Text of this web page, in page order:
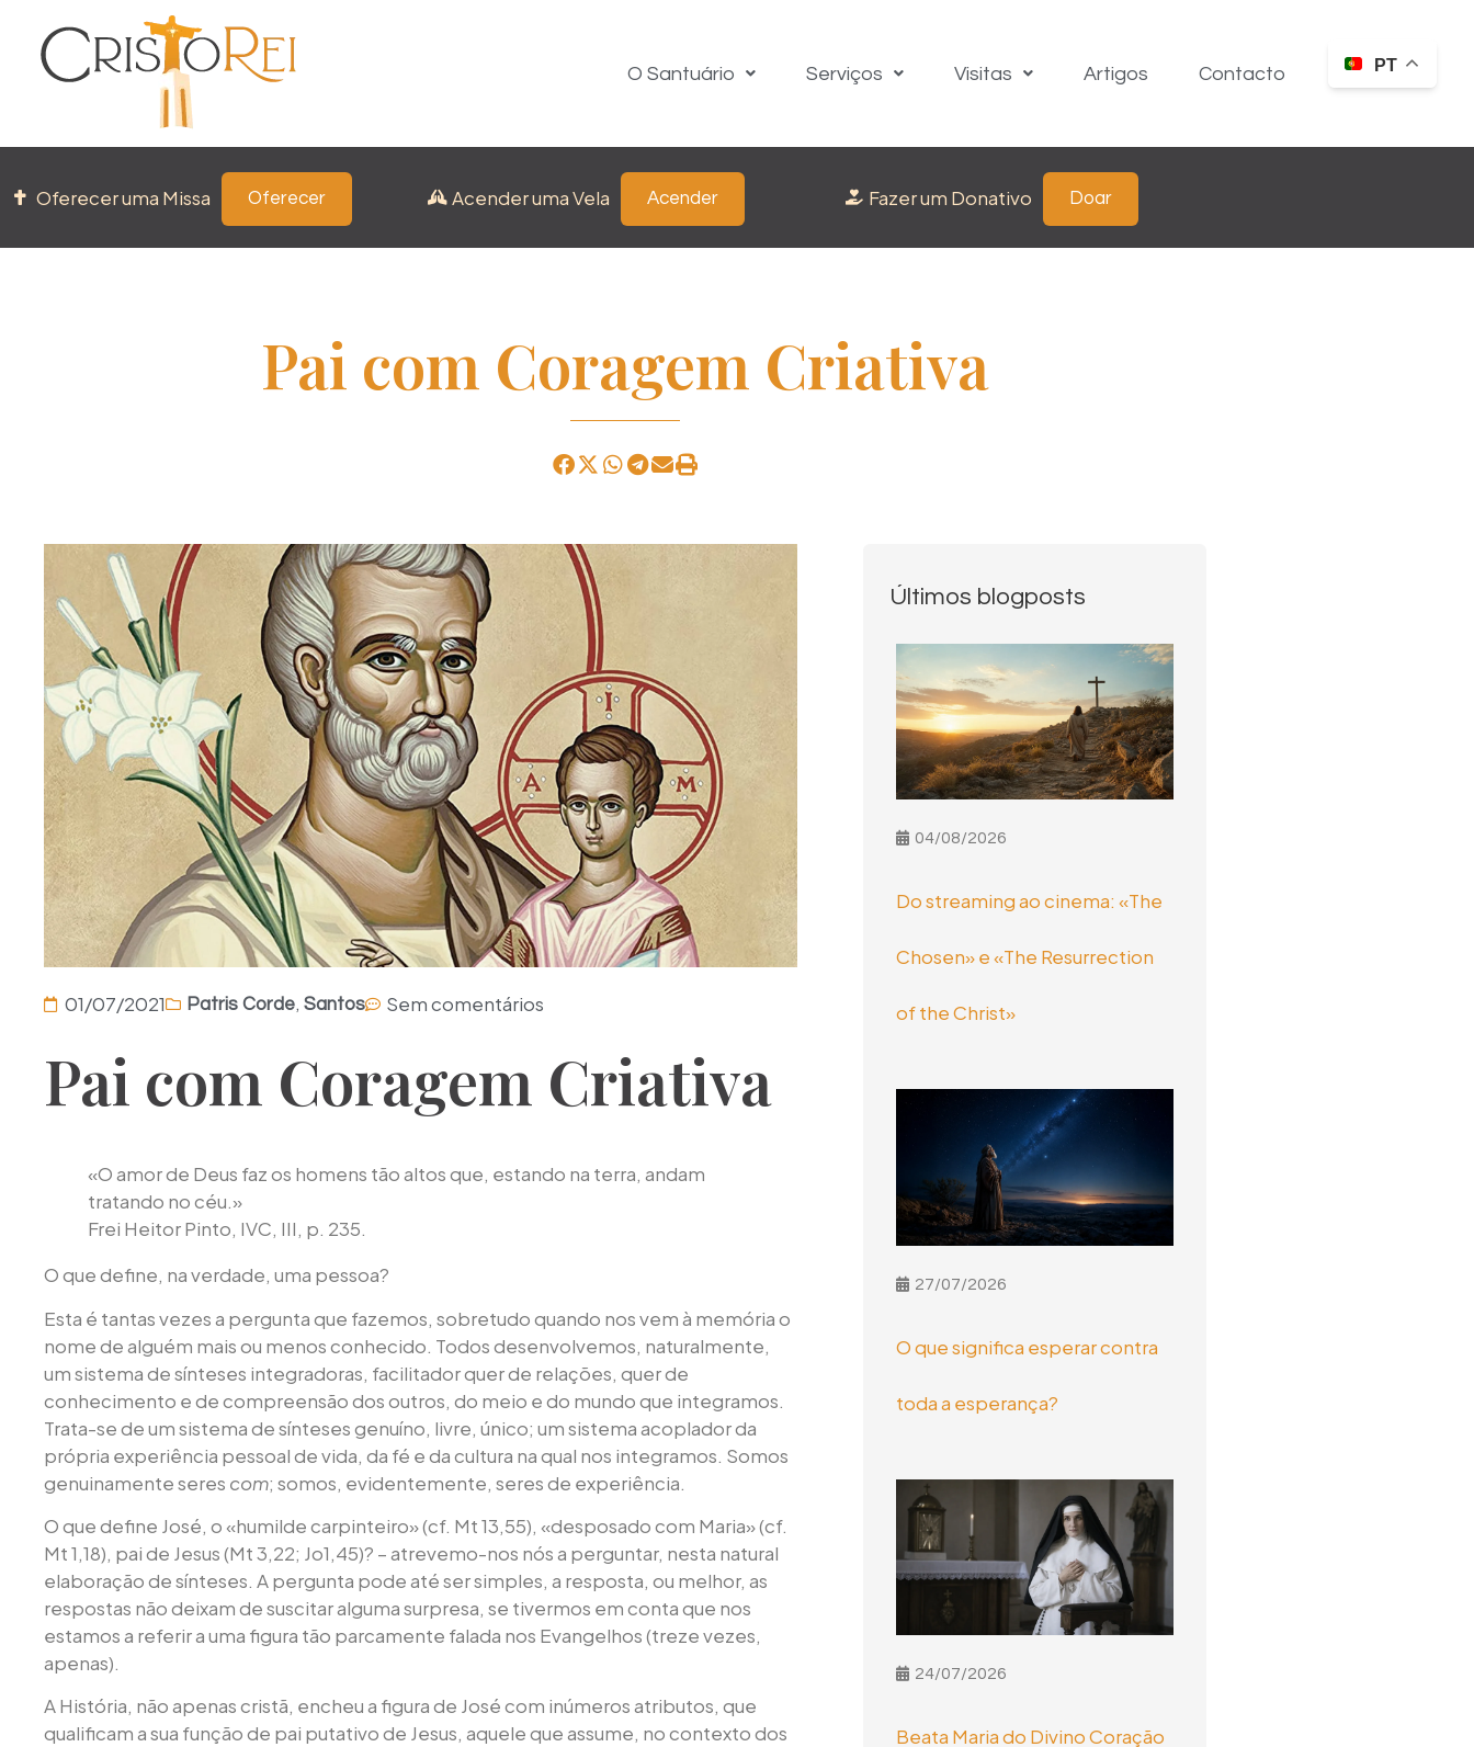
O Santuário Serviços Visitas Artigos Contacto PT
Oferecer uma Missa Oferecer Acender uma Vela Acender Fazer um Donativo Doar
Pai com Coragem Criativa
01/07/2021 Patris Corde, Santos Sem comentários
Pai com Coragem Criativa
«O amor de Deus faz os homens tão altos que, estando na terra, andam
tratando no céu.»
Frei Heitor Pinto, IVC, III, p. 235.
O que define, na verdade, uma pessoa?
Esta é tantas vezes a pergunta que fazemos, sobretudo quando nos vem à memória o
nome de alguém mais ou menos conhecido. Todos desenvolvemos, naturalmente,
um sistema de sínteses integradoras, facilitador quer de relações, quer de
conhecimento e de compreensão dos outros, do meio e do mundo que integramos.
Trata-se de um sistema de sínteses genuíno, livre, único; um sistema acoplador da
própria experiência pessoal de vida, da fé e da cultura na qual nos integramos. Somos
genuinamente seres com; somos, evidentemente, seres de experiência.
O que define José, o «humilde carpinteiro» (cf. Mt 13,55), «desposado com Maria» (cf.
Mt 1,18), pai de Jesus (Mt 3,22; Jo1,45)? – atrevemo-nos nós a perguntar, nesta natural
elaboração de sínteses. A pergunta pode até ser simples, a resposta, ou melhor, as
respostas não deixam de suscitar alguma surpresa, se tivermos em conta que nos
estamos a referir a uma figura tão parcamente falada nos Evangelhos (treze vezes,
apenas).
A História, não apenas cristã, encheu a figura de José com inúmeros atributos, que
qualificam a sua função de pai putativo de Jesus, aquele que assume, no contexto dos
Últimos blogposts
04/08/2026
Do streaming ao cinema: «The
Chosen» e «The Resurrection
of the Christ»
27/07/2026
O que significa esperar contra
toda a esperança?
24/07/2026
Beata Maria do Divino Coração